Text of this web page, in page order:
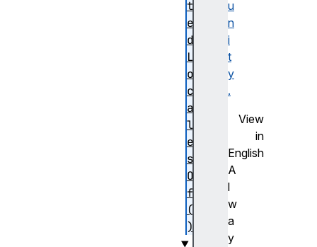
u
n
i
t
y
.
View
in
English
A
l
w
a
y
t
e
d
L
o
c
a
l
e
s
O
f
(
)